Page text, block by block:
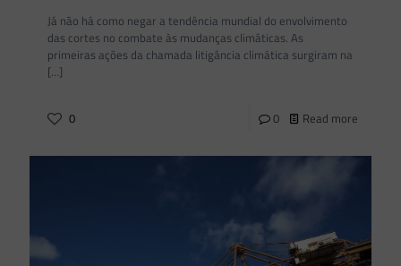
Já não há como negar a tendência mundial do envolvimento
das cortes no combate às mudanças climáticas. As
primeiras ações da chamada litigância climática surgiram na
[…]
0 0 Read more